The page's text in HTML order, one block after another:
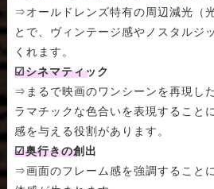
⇒オールドレンズ特有の周辺減光（
とで、ヴィンテージ感やノスタルジ
くれます。
☑シネマティック
⇒まるで映画のワンシーンを再現し
ラマチックな色合いを表現すること
感を与える役割があります。
☑奥行きの創出
⇒画面のフレーム感を強調すること